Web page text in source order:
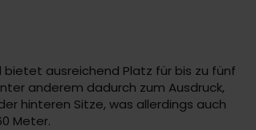
bietet ausreichend Platz für bis zu fünf
anderem dadurch zum Ausdruck,
hinteren Sitze, was allerdings auch
Meter.